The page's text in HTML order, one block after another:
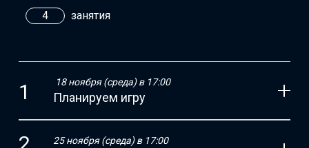
4 занятия
18 ноября (среда) в 17:00
Планируем игру
25 ноября (среда) в 17:00